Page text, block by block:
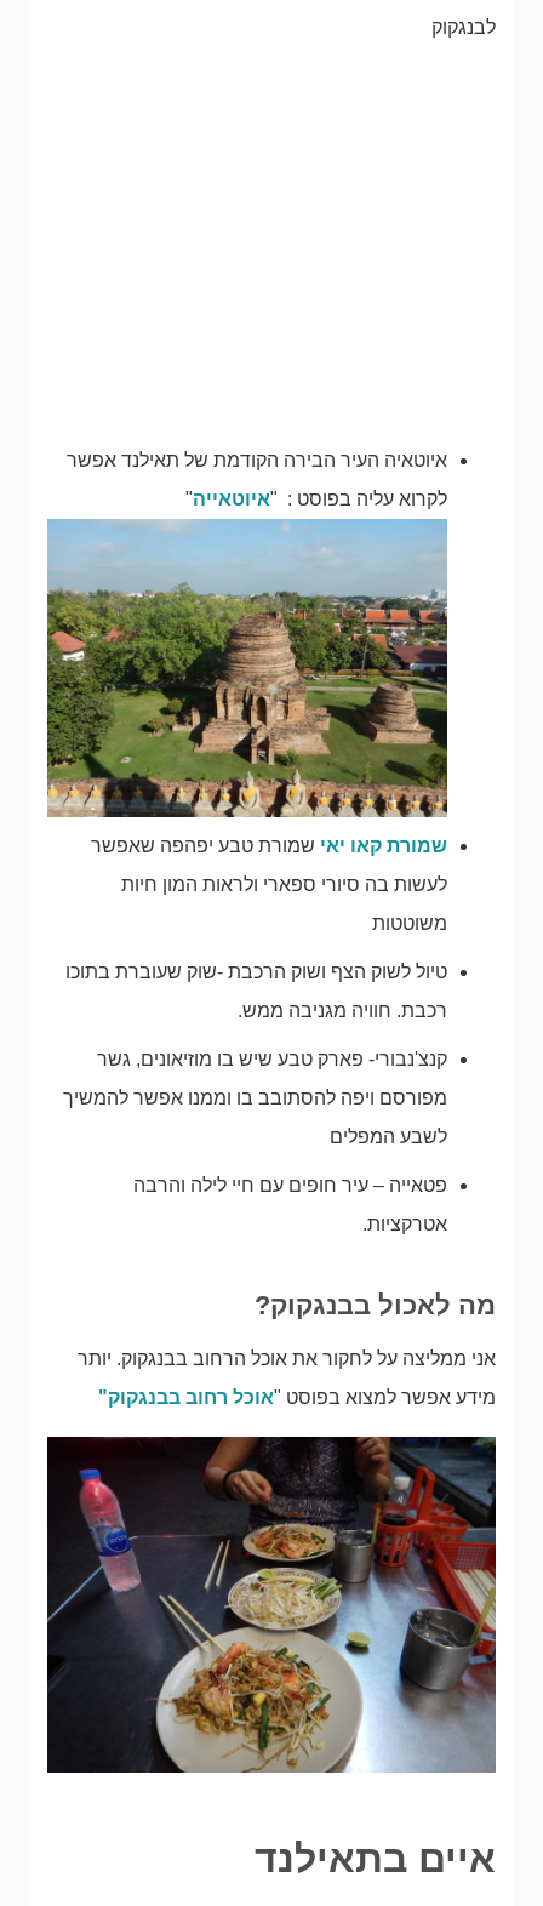
לבנגקוק
איוטאיה העיר הבירה הקודמת של תאילנד אפשר
לקרוא עליה בפוסט : "איוטאייה"
שמורת קאו יאי שמורת טבע יפהפה שאפשר
לעשות בה סיורי ספארי ולראות המון חיות
משוטטות
טיול לשוק הצף ושוק הרכבת -שוק שעוברת בתוכו
רכבת. חוויה מגניבה ממש.
קנצ'נבורי- פארק טבע שיש בו מוזיאונים, גשר
מפורסם ויפה להסתובב בו וממנו אפשר להמשיך
לשבע המפלים
פטאייה – עיר חופים עם חיי לילה והרבה
אטרקציות.
מה לאכול בבנגקוק?
אני ממליצה על לחקור את אוכל הרחוב בבנגקוק. יותר
מידע אפשר למצוא בפוסט "אוכל רחוב בבנגקוק"
איים בתאילנד